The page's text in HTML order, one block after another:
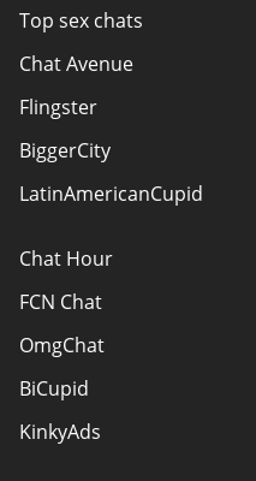
Top sex chats
Chat Avenue
Flingster
BiggerCity
LatinAmericanCupid
Chat Hour
FCN Chat
OmgChat
BiCupid
KinkyAds